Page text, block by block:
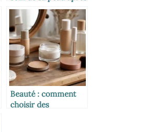
la grossesse
Beauté : comment
choisir des